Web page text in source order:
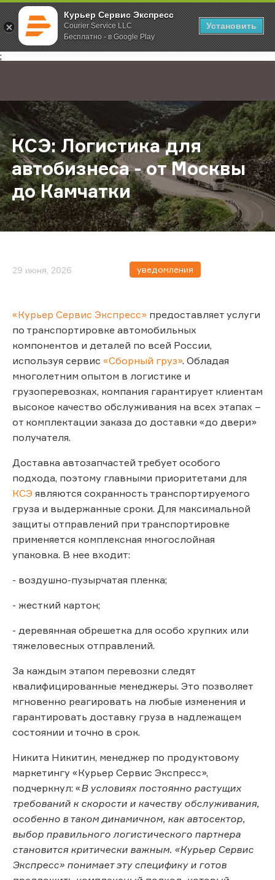
Курьер Сервис Экспресс
Courier Service LLC
Бесплатно - в Google Play
Установить
;
Главная О компании Новости КСЭ: Логистика для автобизнеса
КСЭ: Логистика для
автобизнеса - от Москвы
до Камчатки
29 июня, 2026 уведомления
«Курьер Сервис Экспресс» предоставляет услуги
по транспортировке автомобильных
компонентов и деталей по всей России,
используя сервис «Сборный груз». Обладая
многолетним опытом в логистике и
грузоперевозках, компания гарантирует клиентам
высокое качество обслуживания на всех этапах –
от комплектации заказа до доставки «до двери»
получателя.
Доставка автозапчастей требует особого
подхода, поэтому главными приоритетами для
КСЭ являются сохранность транспортируемого
груза и выдержанные сроки. Для максимальной
защиты отправлений при транспортировке
применяется комплексная многослойная
упаковка. В нее входит:
- воздушно-пузырчатая пленка;
- жесткий картон;
- деревянная обрешетка для особо хрупких или
тяжеловесных отправлений.
За каждым этапом перевозки следят
квалифицированные менеджеры. Это позволяет
мгновенно реагировать на любые изменения и
гарантировать доставку груза в надлежащем
состоянии и точно в срок.
Никита Никитин, менеджер по продуктовому
маркетингу «Курьер Сервис Экспресс»,
подчеркнул: «В условиях постоянно растущих
требований к скорости и качеству обслуживания,
особенно в таком динамичном, как автосектор,
выбор правильного логистического партнера
становится критически важным. «Курьер Сервис
Экспресс» понимает эту специфику и готов